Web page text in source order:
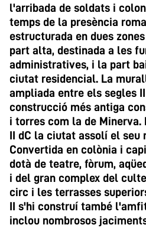
l'arribada de soldats i
temps de la presència
estructurada en dues
part alta, destinada a les
administratives, i la part
ciutat residencial. La
ampliada entre els segles
construcció més antiga
i torres com la de Minerva.
II dC la ciutat assolí el seu
Convertida en colònia i
dotà de teatre, fòrum,
i del gran complex del
circ i les terrasses
II s'hi construí també
inclou nombrosos